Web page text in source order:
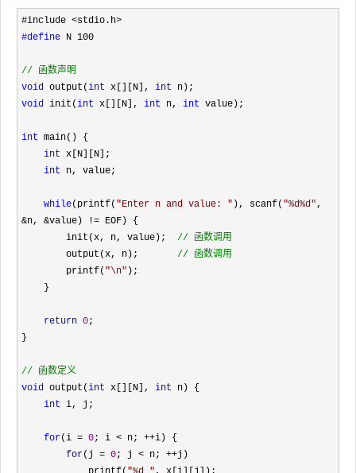
#define N 100
// 函数声明
void output(int x[][N], int
void init(int x[][N], int n, int value);
int main() {
int x[N][N];
int n, value;
while(printf( "Enter n and value: " ), scanf( "%d%d",
&n, &value) != EOF) {
        init(x, n, value);
// 函数调用
        output(x, n);
// 函数调用
        printf(
"\n" );
return 0;
}
// 函数定义
void output(int x[][N], int n) {
int i, j;
for(i = 0; i < n; ++i) {
for(j = 0; j < n; ++j)